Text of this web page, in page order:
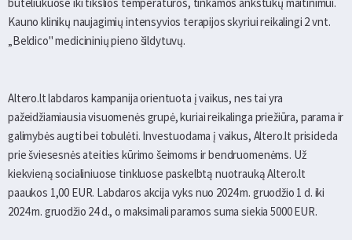
buteliukuose iki tikslios temperatūros, tinkamos ankstukų maitinimui.
Kauno klinikų naujagimių intensyvios terapijos skyriui reikalingi 2 vnt.
„Beldico" medicininių pieno šildytuvų.
Altero.lt labdaros kampanija orientuota į vaikus, nes tai yra
pažeidžiamiausia visuomenės grupė, kuriai reikalinga priežiūra, parama ir
galimybės augti bei tobulėti. Investuodama į vaikus, Altero.lt prisideda
prie šviesesnės ateities kūrimo šeimoms ir bendruomenėms. Už
kiekvieną socialiniuose tinkluose paskelbtą nuotrauką Altero.lt
paaukos 1,00 EUR. Labdaros akcija vyks nuo 2024 m. gruodžio 1 d. iki
2024 m. gruodžio 24 d., o maksimali paramos suma siekia 5000 EUR.